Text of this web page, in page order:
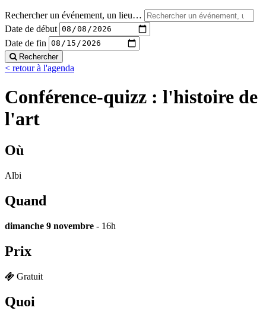
Rechercher un événement, un lieu…
Date de début
Date de fin
Rechercher
< retour à l'agenda
Conférence-quizz : l'histoire de
l'art
Où
Albi
Quand
dimanche 9 novembre - 16h
Prix
Gratuit
Quoi